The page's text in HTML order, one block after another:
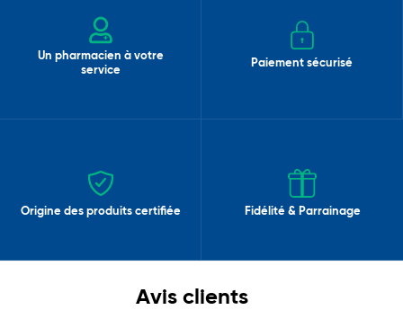
Un pharmacien à votre
service
Paiement sécurisé
Origine des produits certifiée Fidélité & Parrainage
Avis clients